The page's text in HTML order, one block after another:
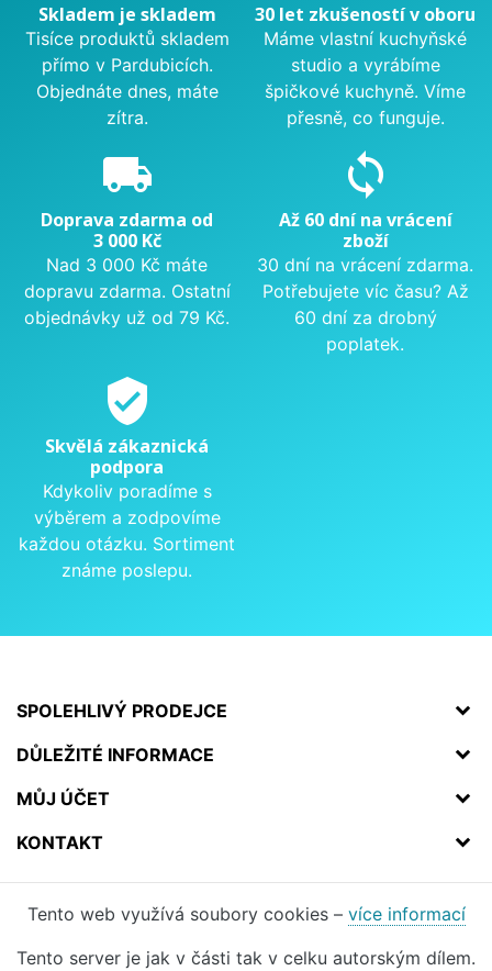
Skladem je skladem
Tisíce produktů skladem
přímo v Pardubicích.
Objednáte dnes, máte
zítra.
30 let zkušeností v oboru
Máme vlastní kuchyňské
studio a vyrábíme
špičkové kuchyně. Víme
přesně, co funguje.
local_shipping
Doprava zdarma od
3 000 Kč
Nad 3 000 Kč máte
dopravu zdarma. Ostatní
objednávky už od 79 Kč.
sync
Až 60 dní na vrácení
zboží
30 dní na vrácení zdarma.
Potřebujete víc času? Až
60 dní za drobný
poplatek.
verified_user
Skvělá zákaznická
podpora
Kdykoliv poradíme s
výběrem a zodpovíme
každou otázku. Sortiment
známe poslepu.
SPOLEHLIVÝ PRODEJCE
DŮLEŽITÉ INFORMACE
MŮJ ÚČET
KONTAKT
Tento web využívá soubory cookies – více informací
Tento server je jak v části tak v celku autorským dílem.